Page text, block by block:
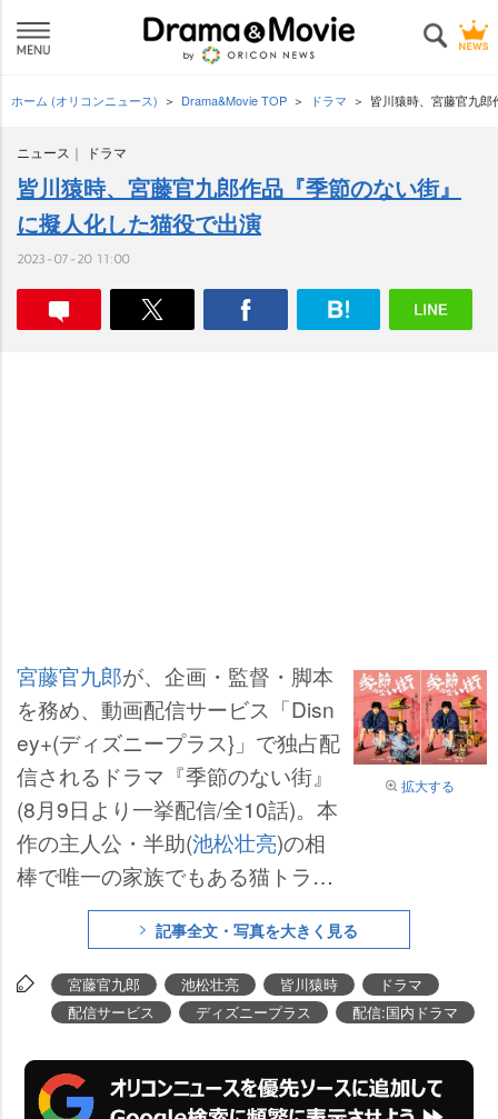
ホーム (オリコンニュース) Drama&Movie TOP ドラマ 皆川猿時、宮藤官九
ニュース ドラマ
皆川猿時、宮藤官九郎作品『季節のない街』
に擬人化した猫役で出演
2023-07-20 11:00
拡大する
宮藤官九郎が、企画・監督・脚本
を務め、動画配信サービス「Disn
ey+(ディズニープラス}」で独占配
信されるドラマ『季節のない街』
(8月9日より一挙配信/全10話)。本
作の主人公・半助(池松壮亮)の相
棒で唯一の家族でもある猫トラ
を、俳優の皆川猿時とタレント猫
のベーコンの1人と1匹が演じてい
ることが新たに発表された。皆川
が演じる擬人化した「擬トラ」ver
目となった。
記事全文・写真を大きく見る
宮藤官九郎 池松壮亮 皆川猿時
ドラマ
配信サービス
ディズニープラス 配信:国内ドラマ